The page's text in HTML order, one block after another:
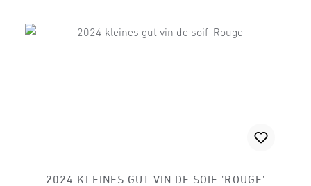
2024 KLEINES GUT VIN DE SOIF 'ROUGE'